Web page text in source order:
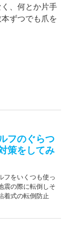
、何とか片手
ずつでも爪を